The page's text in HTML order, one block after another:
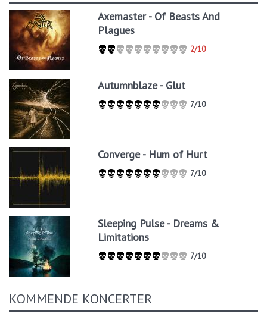
Axemaster - Of Beasts And
Plagues
2/10
Autumnblaze - Glut
7/10
Converge - Hum of Hurt
7/10
Sleeping Pulse - Dreams &
Limitations
7/10
KOMMENDE KONCERTER